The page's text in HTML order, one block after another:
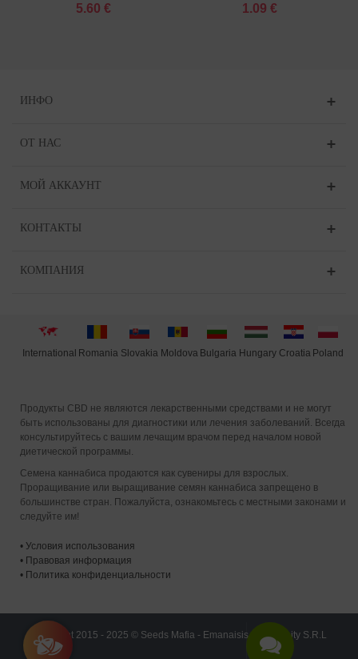
5.60 € 1.09 €
ИНФО
ОТ НАС
МОЙ АККАУНТ
КОНТАКТЫ
КОМПАНИЯ
International Romania Slovakia Moldova Bulgaria Hungary Croatia Poland
Продукты CBD не являются лекарственными средствами и не могут
быть использованы для диагностики или лечения заболеваний. Всегда
консультируйтесь с вашим лечащим врачом перед началом новой
диетической программы.
Семена каннабиса продаются как сувениры для взрослых.
Проращивание или выращивание семян каннабиса запрещено в
большинстве стран. Пожалуйста, ознакомьтесь с местными законами и
следуйте им!
• Условия использования
• Правовая информация
• Политика конфиденциальности
Copyright 2015 - 2025 © Seeds Mafia - Emanaisis Community S.R.L